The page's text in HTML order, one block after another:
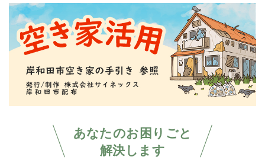
あなたのお困りごと
解決します